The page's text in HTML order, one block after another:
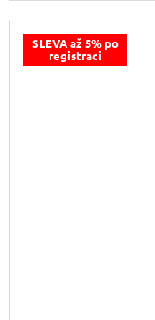
SLEVA až 5% po
registraci